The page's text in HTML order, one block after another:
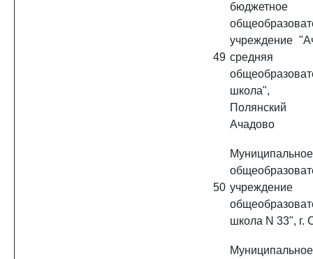
49
бюджетное
учреждение
средняя
школа",
Ачадово
50
Муниципальное
учреждение
школа N 33", г.
Муниципальное